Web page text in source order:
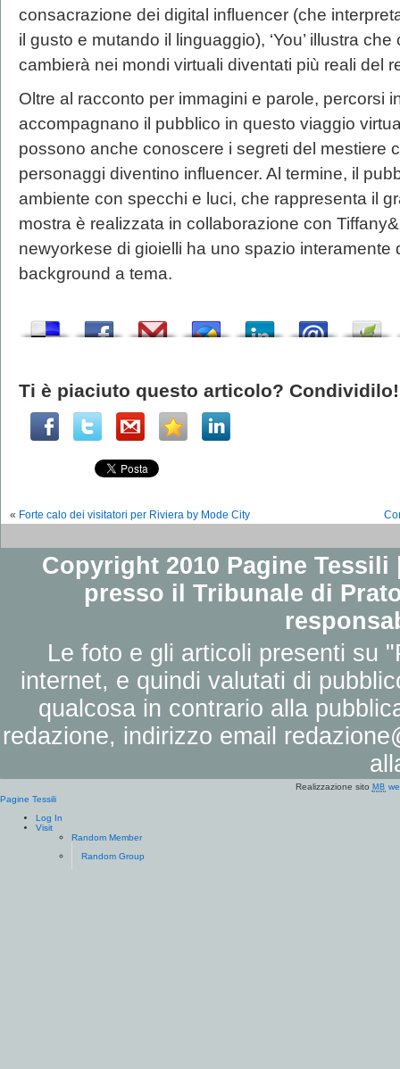
consacrazione dei digital influencer (che
il gusto e mutando il linguaggio), ‘You’ illustra
cambierà nei mondi virtuali diventati più reali del
Oltre al racconto per immagini e parole, percorsi
accompagnano il pubblico in questo viaggio
possono anche conoscere i segreti del mestiere
personaggi diventino influencer. Al termine, il
ambiente con specchi e luci, che rappresenta il
mostra è realizzata in collaborazione con
newyorkese di gioielli ha uno spazio interamente
background a tema.
Ti è piaciuto questo articolo? Condividilo!
« Forte calo dei visitatori per Riviera by Mode City
Copyright 2010 Pagine
presso il Tribunale di
Le foto e gli articoli presenti su
internet, e quindi valutati di
qualcosa in contrario alla
redazione, indirizzo email
Realizzazione sito MB
Pagine Tessili
Log In
Visit
Random Member
Random Group